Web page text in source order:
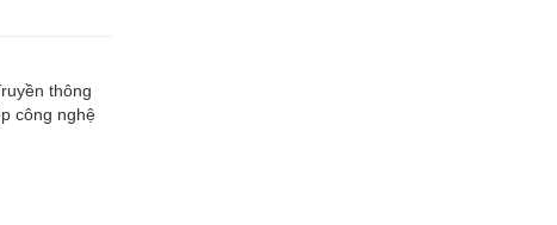
thông
công nghệ